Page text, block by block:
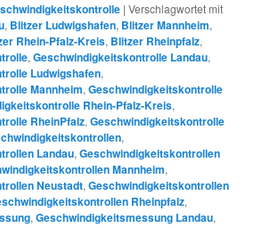
|Verschlagwortet mit
, Blitzer Ludwigshafen, Blitzer Mannheim,
Rhein-Pfalz-Kreis, Blitzer Rheinpfalz,
,Geschwindigkeitskontrolle Landau,
Ludwigshafen,
Mannheim,Geschwindigkeitskontrolle
Rhein-Pfalz-Kreis,
RheinPfalz,Geschwindigkeitskontrolle
,
Landau,Geschwindigkeitskontrollen
Mannheim,
Neustadt,Geschwindigkeitskontrollen
Rheinpfalz,
,Geschwindigkeitsmessung Landau,